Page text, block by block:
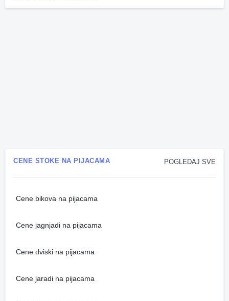
POGLEDAJ SVE
CENE STOKE NA PIJACAMA
Cene bikova na pijacama
Cene jagnjadi na pijacama
Cene dviski na pijacama
Cene jaradi na pijacama